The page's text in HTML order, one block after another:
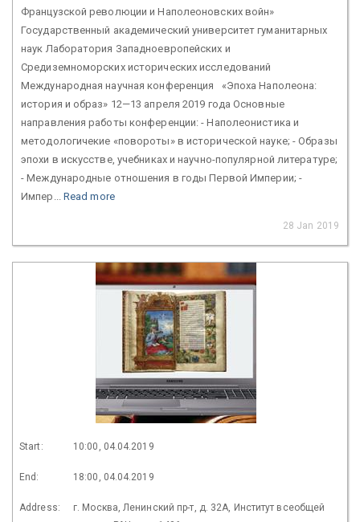
Французской революции и Наполеоновских войн»
Государственный академический университет гуманитарных
наук Лаборатория Западноевропейских и
Средиземноморских исторических исследований
Международная научная конференция «Эпоха Наполеона:
история и образ» 12—13 апреля 2019 года Основные
направления работы конференции: - Наполеонистика и
методологичекие «повороты» в исторической науке; - Образы
эпохи в искусстве, учебниках и научно-популярной литературе;
- Международные отношения в годы Первой Империи; -
Импер... Read more
28 Jan 2019
Start: 10:00, 04.04.2019
End: 18:00, 04.04.2019
Address:
г. Москва, Ленинский пр-т, д. 32А, Институт всеобщей